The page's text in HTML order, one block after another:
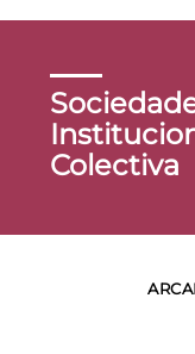
Colectiva